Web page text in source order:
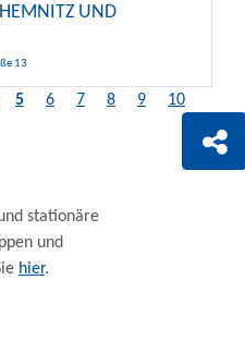
UND
13
5 6 7 8 9
10
stationäre
und
hier.